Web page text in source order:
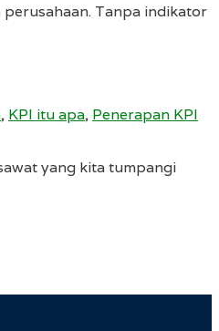
Tanpa indikator
, KPI itu apa, Penerapan KPI
yang kita tumpangi